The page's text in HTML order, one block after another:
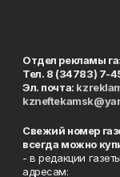
Отдел рекламы
Тел. 8 (34783) 7-
Эл. почта:
Свежий номер
всегда можно
- в редакции
адресам: